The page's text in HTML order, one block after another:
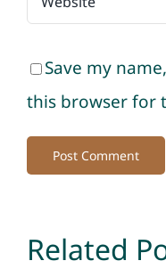
Save my
this browser for
Related